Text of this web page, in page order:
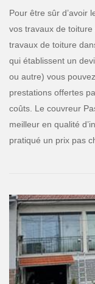
Pour être sûr d’avoir
vos travaux de
travaux de toiture
qui établissent un
ou autre) vous
prestations offertes
coûts. Le couvreur
meilleur en qualité
pratiqué un prix pas